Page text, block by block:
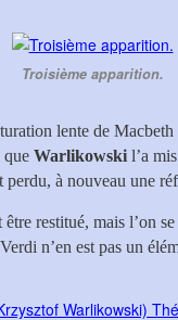
Troisième apparition.
lente de
que Warlikowski l’a
à nouveau une
restitué, mais l’on
n’en est pas un